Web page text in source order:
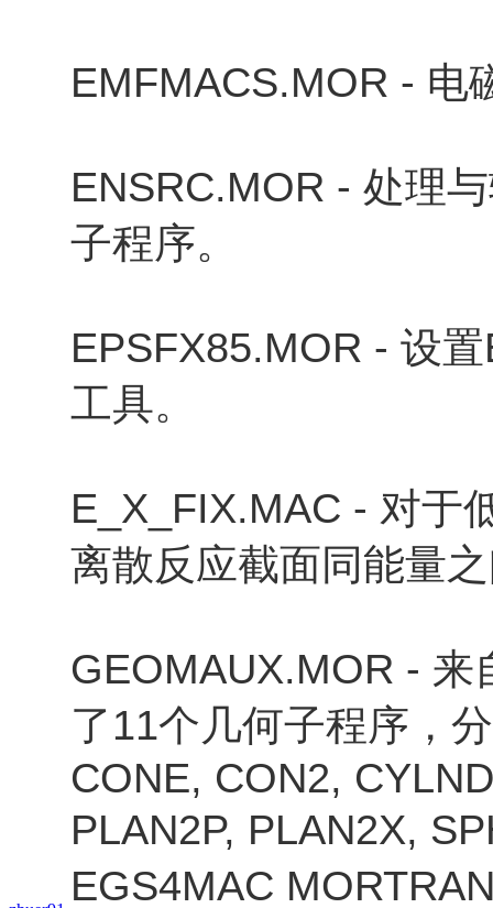
EMFMACS.MOR - 电
ENSRC.MOR - 处理
子程序。
EPSFX85.MOR - 设
工具。
E_X_FIX.MAC - 对于
离散反应截面同能量
GEOMAUX.MOR - 来
了11个几何子程序，
CONE, CON2,
PLAN2P, PLAN2X,
EGS4MAC